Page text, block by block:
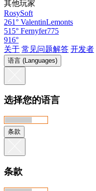
其他玩家
RosySoft
261° ValentinLemonts
515° Fernyfer775
916°
关于 常见问题解答 开发者
语言 (Languages)
选择您的语言
条款
条款